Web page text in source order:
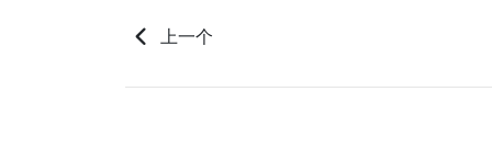
上一个